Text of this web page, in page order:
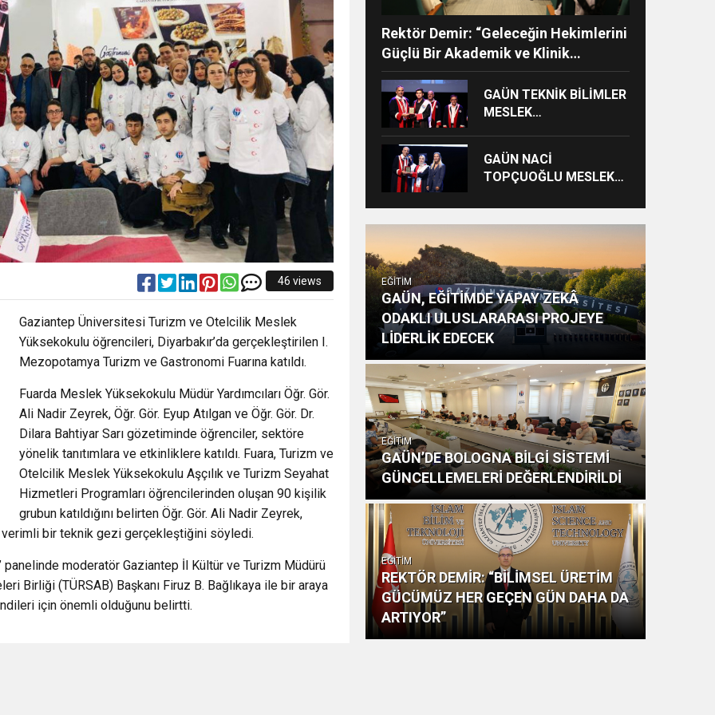
46 views
Gaziantep Üniversitesi Turizm ve Otelcilik Meslek
Yüksekokulu öğrencileri, Diyarbakır’da gerçekleştirilen I.
Mezopotamya Turizm ve Gastronomi Fuarına katıldı.
Fuarda Meslek Yüksekokulu Müdür Yardımcıları Öğr. Gör.
Ali Nadir Zeyrek, Öğr. Gör. Eyup Atılgan ve Öğr. Gör. Dr.
Dilara Bahtiyar Sarı gözetiminde öğrenciler, sektöre
yönelik tanıtımlara ve etkinliklere katıldı. Fuara, Turizm ve
Otelcilik Meslek Yüksekokulu Aşçılık ve Turizm Seyahat
Hizmetleri Programları öğrencilerinden oluşan 90 kişilik
grubun katıldığını belirten Öğr. Gör. Ali Nadir Zeyrek,
bir teknik gezi gerçekleştiğini söyledi.
panelinde moderatör Gaziantep İl Kültür ve Turizm Müdürü
Birliği (TÜRSAB) Başkanı Firuz B. Bağlıkaya ile bir araya
için önemli olduğunu belirtti.
Rektör Demir: “Geleceğin Hekimlerini
Güçlü Bir Akademik ve Klinik
Altyapıyla Yetiştiriyoruz”
GAÜN TEKNİK BİLİMLER
MESLEK
GAÜN NACİ
TOPÇUOĞLU MESLEK
MEZUNİYET COŞKUSU
EĞİTİM
GAÜN, EĞİTİMDE YAPAY ZEKÂ
ODAKLI ULUSLARARASI PROJEYE
LİDERLİK EDECEK
EĞİTİM
GAÜN’DE BOLOGNA BİLGİ SİSTEMİ
GÜNCELLEMELERİ DEĞERLENDİRİLDİ
EĞİTİM
REKTÖR DEMİR: “BİLİMSEL ÜRETİM
GÜCÜMÜZ HER GEÇEN GÜN DAHA DA
ARTIYOR”